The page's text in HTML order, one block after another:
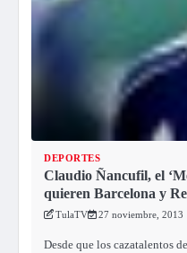
DEPORTES
Claudio Ñancufil, el
quieren Barcelona y
TulaTV 27 noviembre, 2013
Desde que los cazatalentos